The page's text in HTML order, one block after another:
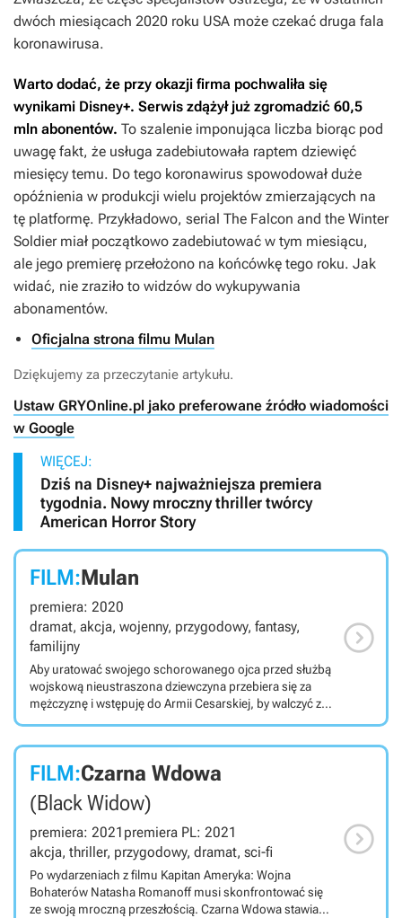
dwóch miesiącach 2020 roku USA może czekać druga fala
koronawirusa.
Warto dodać, że przy okazji firma pochwaliła się
wynikami Disney+. Serwis zdążył już zgromadzić 60,5
mln abonentów. To szalenie imponująca liczba biorąc pod
uwagę fakt, że usługa zadebiutowała raptem dziewięć
miesięcy temu. Do tego koronawirus spowodował duże
opóźnienia w produkcji wielu projektów zmierzających na
tę platformę. Przykładowo, serial The Falcon and the Winter
Soldiermiał początkowo zadebiutować w tym miesiącu,
ale jego premierę przełożono na końcówkę tego roku. Jak
widać, nie zraziło to widzów do wykupywania
abonamentów.
Oficjalna strona filmu Mulan
Dziękujemy za przeczytanie artykułu.
Ustaw GRYOnline.pl jako preferowane źródło wiadomości
w Google
WIĘCEJ:
Dziś na Disney+ najważniejsza premiera
tygodnia. Nowy mroczny thriller twórcy
American Horror Story
FILM:Mulan
premiera: 2020
dramat, akcja, wojenny, przygodowy, fantasy,
familijny
Aby uratować swojego schorowanego ojca przed służbą
wojskową nieustraszona dziewczyna przebiera się za
mężczyznę i wstępuję do Armii Cesarskiej, by walczyć z

FILM:Czarna Wdowa
(Black Widow)
premiera: 2021 premiera PL: 2021
akcja, thriller, przygodowy, dramat, sci-fi
Po wydarzeniach z filmu Kapitan Ameryka: Wojna
Bohaterów Natasha Romanoff musi skonfrontować się
ze swoją mroczną przeszłością. Czarna Wdowa stawia
